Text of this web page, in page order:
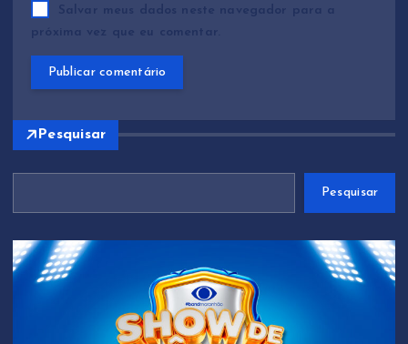
Salvar meus dados neste navegador para a
próxima vez que eu comentar.
Pesquisar
Pesquisar